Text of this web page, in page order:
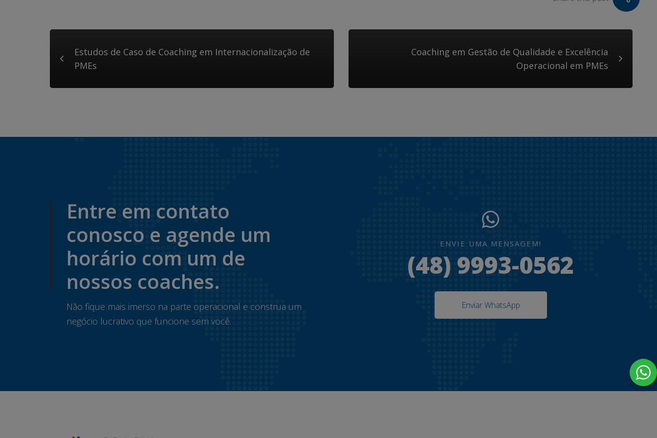
Estudos de Caso de Coaching em Internacionalização de
PMEs
Coaching em Gestão de Qualidade e Excelência
Operacional em PMEs
Entre em contato
conosco e agende um
horário com um de
nossos coaches.
Não fique mais imerso na parte operacional e construa um
negócio lucrativo que funcione sem você.
ENVIE UMA MENSAGEM!
(48) 9993-0562
Enviar WhatsApp